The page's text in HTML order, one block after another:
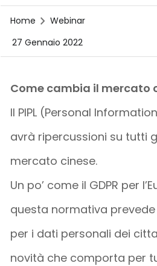
Home
Webinar
27 Gennaio 2022
Come cambia il mercato
Il PIPL (Personal
avrà ripercussioni su tutti
mercato cinese.
Un po’ come il GDPR per
questa normativa
per i dati personali dei
novità che comporta per